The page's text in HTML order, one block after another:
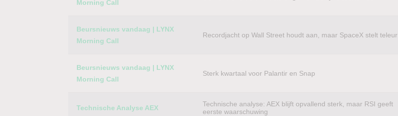
Morning Call
Beursnieuws vandaag | LYNX
Morning Call
Recordjacht op Wall Street houdt aan, maar SpaceX stelt teleur
Beursnieuws vandaag | LYNX
Morning Call
Sterk kwartaal voor Palantir en Snap
Technische Analyse AEX
Technische analyse: AEX blijft opvallend sterk, maar RSI geeft
eerste waarschuwing